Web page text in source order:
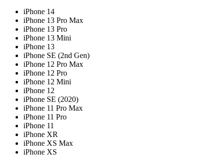
iPhone 14
iPhone 13 Pro Max
iPhone 13 Pro
iPhone 13 Mini
iPhone 13
iPhone SE (2nd Gen)
iPhone 12 Pro Max
iPhone 12 Pro
iPhone 12 Mini
iPhone 12
iPhone SE (2020)
iPhone 11 Pro Max
iPhone 11 Pro
iPhone 11
iPhone XR
iPhone XS Max
iPhone XS